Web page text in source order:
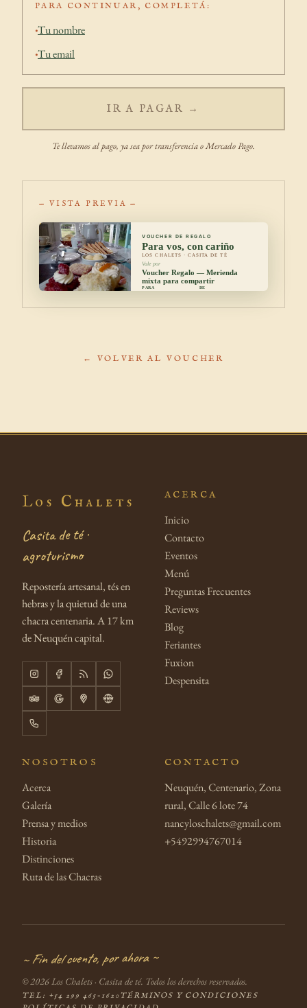
PARA CONTINUAR, COMPLETÁ:
Tu nombre
Tu email
IR A PAGAR →
Te llevamos al pago, ya sea por transferencia o Mercado Pago.
— VISTA PREVIA —
VOUCHER DE REGALO
Para vos, con cariño
LOS CHALETS · CASITA DE TÉ
Vale por
Voucher Regalo — Merienda
mixta para compartir
PARA DE
← VOLVER AL VOUCHER
Los Chalets
Casita de té ·
agroturismo
Repostería artesanal, tés en
hebras y la quietud de una
chacra centenaria. A 17 km
de Neuquén capital.
ACERCA
Inicio
Contacto
Eventos
Menú
Preguntas Frecuentes
Reviews
Blog
Feriantes
Fuxion
Despensita
NOSOTROS
Acerca
Galería
Prensa y medios
Historia
Distinciones
Ruta de las Chacras
CONTACTO
Neuquén, Centenario, Zona
rural, Calle 6 lote 74
nancyloschalets@gmail.com
+5492994767014
~ Fin del cuento, por ahora ~
© 2026 Los Chalets · Casita de té. Todos los derechos reservados.
TEL: +54 299 465-1620TÉRMINOS Y CONDICIONES